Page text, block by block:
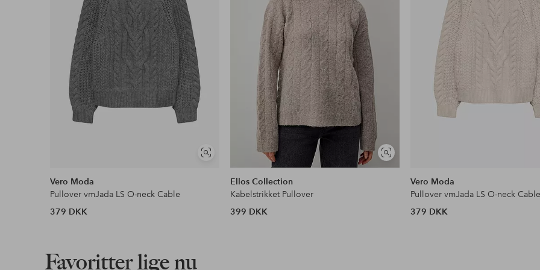
Faktura & Konto
Vores mest fordelagtige betalingsmetode
Læs mere
Se
lignende
Vero Moda
Pullover vmJada LS O-neck Cable
379 DKK
Se
lignende
Ellos Collection
Kabelstrikket Pullover
399 DKK
Vero Moda
Pullover vmJada LS O-neck Cable
379 DKK
Favoritter lige nu